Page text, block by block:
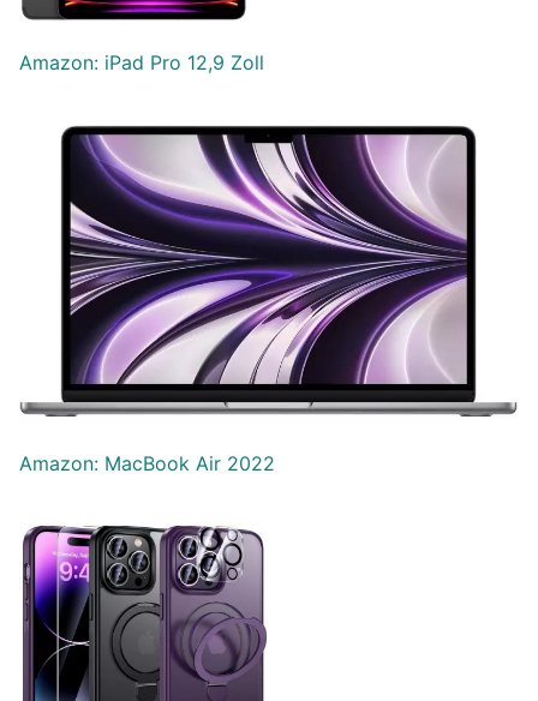
Amazon: iPad Pro 12,9 Zoll
Amazon: MacBook Air 2022